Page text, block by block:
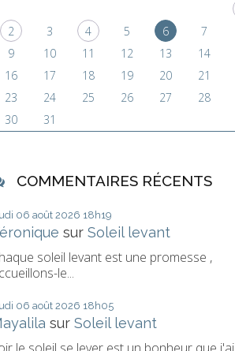
2
3 4 5 6 7
9
10 11 12 13 14
16
17 18 19 20 21
23
24 25 26 27 28
30
31
COMMENTAIRES RÉCENTS
06 août 2026 18h19
surSoleil levant
soleil levant est une promesse ,
le...
06 août 2026 18h05
surSoleil levant